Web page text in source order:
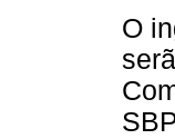
O